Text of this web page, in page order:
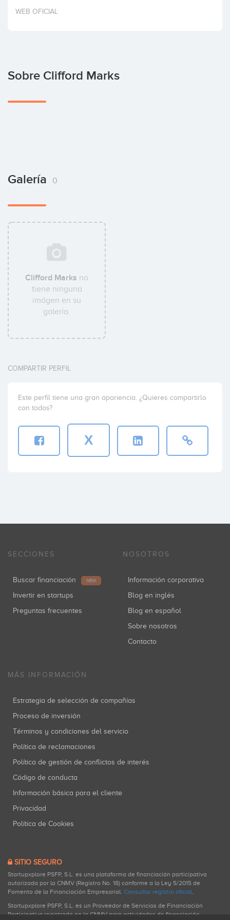
Invertir
WEB OFICIAL
Sobre Clifford Marks
Galería 0
Clifford Marks no
tiene ninguna
imágen en su
galería.
COMPARTIR PERFIL
Este perfil tiene una gran apariencia. ¿Quieres compartirlo
con todos?
X
SECCIONES
Buscar financiación NEW
Invertir en startups
Preguntas frecuentes
NOSOTROS
Información corporativa
Blog en inglés
Blog en español
Sobre nosotros
Contacto
MÁS INFORMACIÓN
Estrategia de selección de compañías
Proceso de inversión
Términos y condiciones del servicio
Política de reclamaciones
Política de gestión de conflictos de interés
Código de conducta
Información básica para el cliente
Privacidad
Política de Cookies
SITIO SEGURO
Startupxplore PSFP, S.L. es una plataforma de financiación participativa
autorizada por la CNMV (Registro No. 18) conforme a la Ley 5/2015 de
Fomento de la Financiación Empresarial. Consultar registro oficial.
Startupxplore PSFP, S.L. es un Proveedor de Servicios de Financiación
Participativa registrado en la CNMV para actividades de financiación